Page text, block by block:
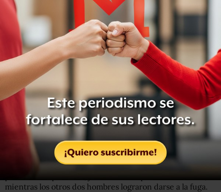
Te puede interesar: Cifra de denuncias por robo en el
Metro de la capital aumentó 500% en primer trimestre,
¿por qué?
Los policías auxiliaron a las víctimas y detuvieron al
presunto responsable, junto con una pistola calibre .22,
mientras los otros dos hombres lograron darse a la fuga.